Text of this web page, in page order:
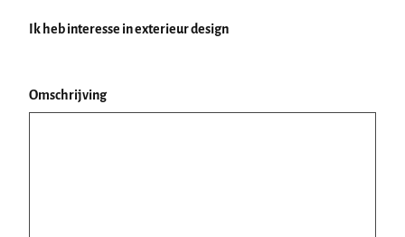
Ik heb interesse inexterieur design
Omschrijving